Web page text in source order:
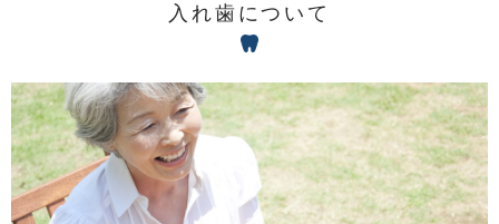
入れ歯について